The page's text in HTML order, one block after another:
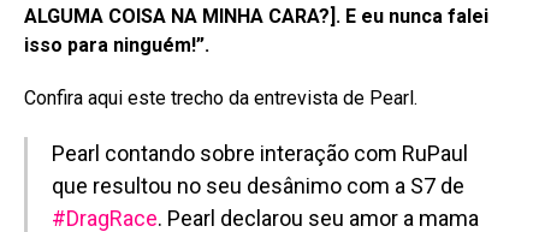
ALGUMA COISA NA MINHA CARA?]. E eu nunca falei
isso para ninguém!”.
Confira aqui este trecho da entrevista de Pearl.
Pearl contando sobre interação com RuPaul
que resultou no seu desânimo com a S7 de
#DragRace. Pearl declarou seu amor a mama